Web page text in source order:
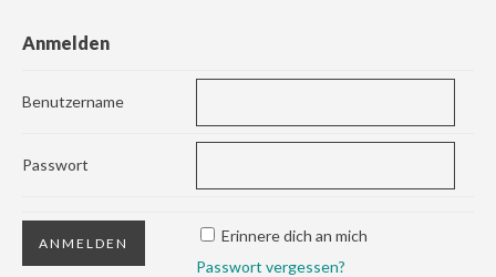
Anmelden
Benutzername
Passwort
Erinnere dich an mich
Passwort vergessen?